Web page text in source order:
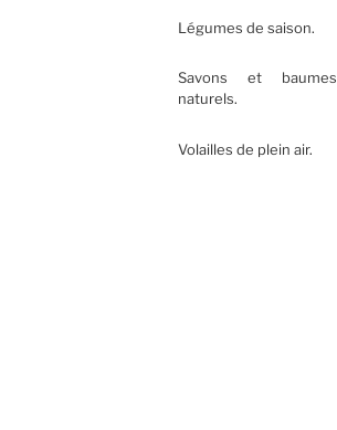
Légumes de saison.
Savons et baumes
naturels.
Volailles de plein air.